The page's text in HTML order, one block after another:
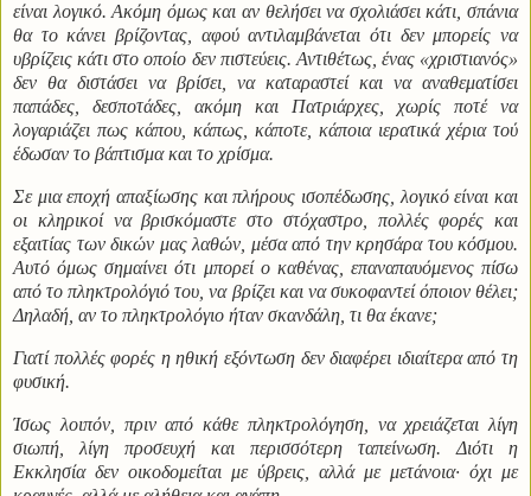
είναι λογικό. Ακόμη όμως και αν θελήσει να σχολιάσει κάτι, σπάνια
θα το κάνει βρίζοντας, αφού αντιλαμβάνεται ότι δεν μπορείς να
υβρίζεις κάτι στο οποίο δεν πιστεύεις. Αντιθέτως, ένας «χριστιανός»
δεν θα διστάσει να βρίσει, να καταραστεί και να αναθεματίσει
παπάδες, δεσποτάδες, ακόμη και Πατριάρχες, χωρίς ποτέ να
λογαριάζει πως κάπου, κάπως, κάποτε, κάποια ιερατικά χέρια τού
έδωσαν το βάπτισμα και το χρίσμα.
Σε μια εποχή απαξίωσης και πλήρους ισοπέδωσης, λογικό είναι και
οι κληρικοί να βρισκόμαστε στο στόχαστρο, πολλές φορές και
εξαιτίας των δικών μας λαθών, μέσα από την κρησάρα του κόσμου.
Αυτό όμως σημαίνει ότι μπορεί ο καθένας, επαναπαυόμενος πίσω
από το πληκτρολόγιό του, να βρίζει και να συκοφαντεί όποιον θέλει;
Δηλαδή, αν το πληκτρολόγιο ήταν σκανδάλη, τι θα έκανε;
Γιατί πολλές φορές η ηθική εξόντωση δεν διαφέρει ιδιαίτερα από τη
φυσική.
Ίσως λοιπόν, πριν από κάθε πληκτρολόγηση, να χρειάζεται λίγη
σιωπή, λίγη προσευχή και περισσότερη ταπείνωση. Διότι η
Εκκλησία δεν οικοδομείται με ύβρεις, αλλά με μετάνοια· όχι με